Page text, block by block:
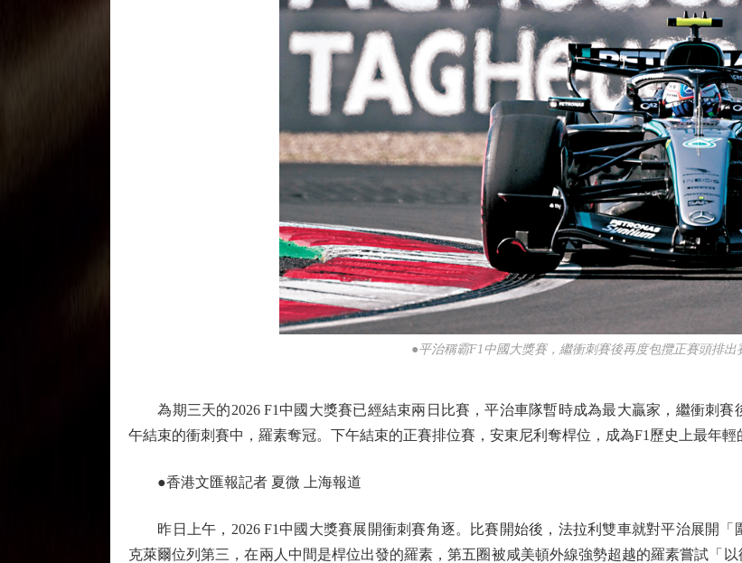
●平治稱霸F1中國大獎賽，繼衝刺賽後再度包攬正賽頭排出
為期三天的2026 F1中國大獎賽已經結束兩日比賽，平治車隊暫時成為最大贏家，繼衝刺賽
午結束的衝刺賽中，羅素奪冠。下午結束的正賽排位賽，安東尼利奪桿位，成為F1歷史上最年輕
●香港文匯報記者 夏微 上海報道
昨日上午，2026 F1中國大獎賽展開衝刺賽角逐。比賽開始後，法拉利雙車就對平治展開「
克萊爾位列第三，在兩人中間是桿位出發的羅素，第五圈被咸美頓外線強勢超越的羅素嘗試「